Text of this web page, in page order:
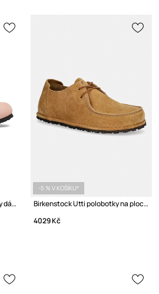
Birkenstock London polobotky dámské kožené
-5 % V KOŠÍKU*
Birkenstock Utti polobotky na plochém podpatku semišové
4029 Kč